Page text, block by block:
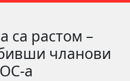
са растом –
чланови
а